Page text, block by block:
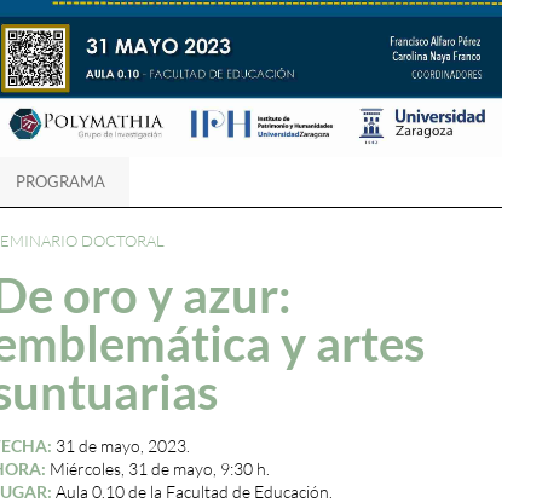
PROGRAMA
DOCTORAL
oro y azur:
y artes
31 de mayo, 2023.
Miércoles, 31 de mayo, 9:30 h.
Aula 0.10 de la Facultad de Educación.